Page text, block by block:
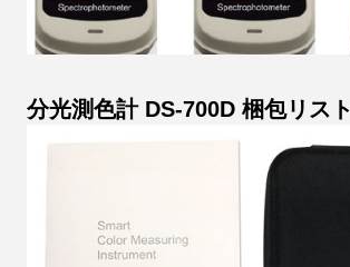
分光測色計 DS-700D 梱包リスト